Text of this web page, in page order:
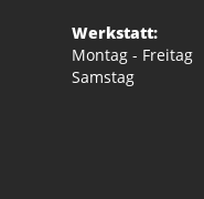
Werkstatt:
Montag - Freitag
Samstag